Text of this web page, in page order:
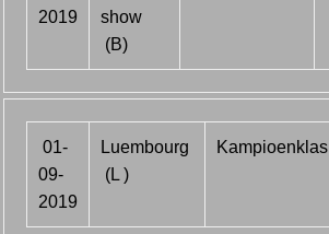
2019
show
(B)
01-
09-
2019
Luembourg
(L )
Kampioenklas